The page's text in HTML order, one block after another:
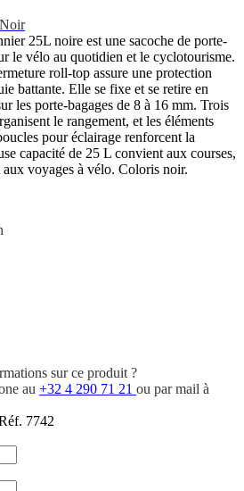
25L noire est une sacoche de porte-
le vélo au quotidien et le cyclotourisme.
roll-top assure une protection
battante. Elle se fixe et se retire en
les porte-bagages de 8 à 16 mm. Trois
le rangement, et les éléments
pour éclairage renforcent la
capacité de 25 L convient aux courses,
aux voyages à vélo. Coloris noir.
sur ce produit ?
au +32 4 290 71 21 ou par mail à
7742